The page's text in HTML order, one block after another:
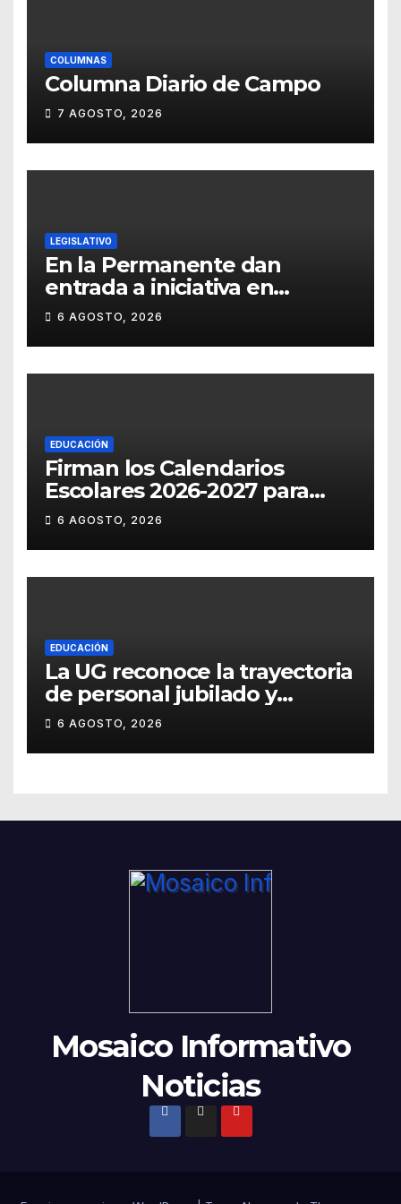
COLUMNAS
Columna Diario de Campo
7 AGOSTO, 2026
LEGISLATIVO
En la Permanente dan
entrada a iniciativa en
materia notarial
6 AGOSTO, 2026
EDUCACIÓN
Firman los Calendarios
Escolares 2026-2027 para
Guanajuato
6 AGOSTO, 2026
EDUCACIÓN
La UG reconoce la trayectoria
de personal jubilado y
agradece su legado
6 AGOSTO, 2026
Mosaico Informativo
Noticias